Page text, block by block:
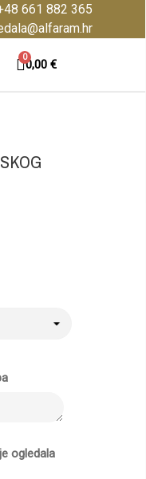
661 882 365
0,00 €
ogledala